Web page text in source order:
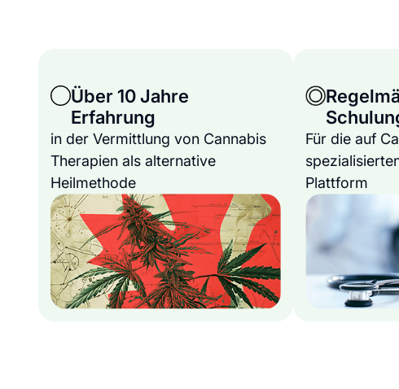
Über 10 Jahre
Erfahrung
in der Vermittlung von Cannabis
Therapien als alternative
Heilmethode
Für die auf
Plattform